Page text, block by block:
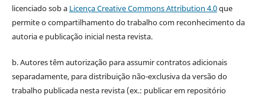
licenciado sob a Licença Creative Commons Attribution 4.0que
permite o compartilhamento do trabalho com reconhecimento da
autoria e publicação inicial nesta revista.
b. Autores têm autorização para assumir contratos adicionais
separadamente, para distribuição não-exclusiva da versão do
trabalho publicada nesta revista (ex.: publicar em repositório